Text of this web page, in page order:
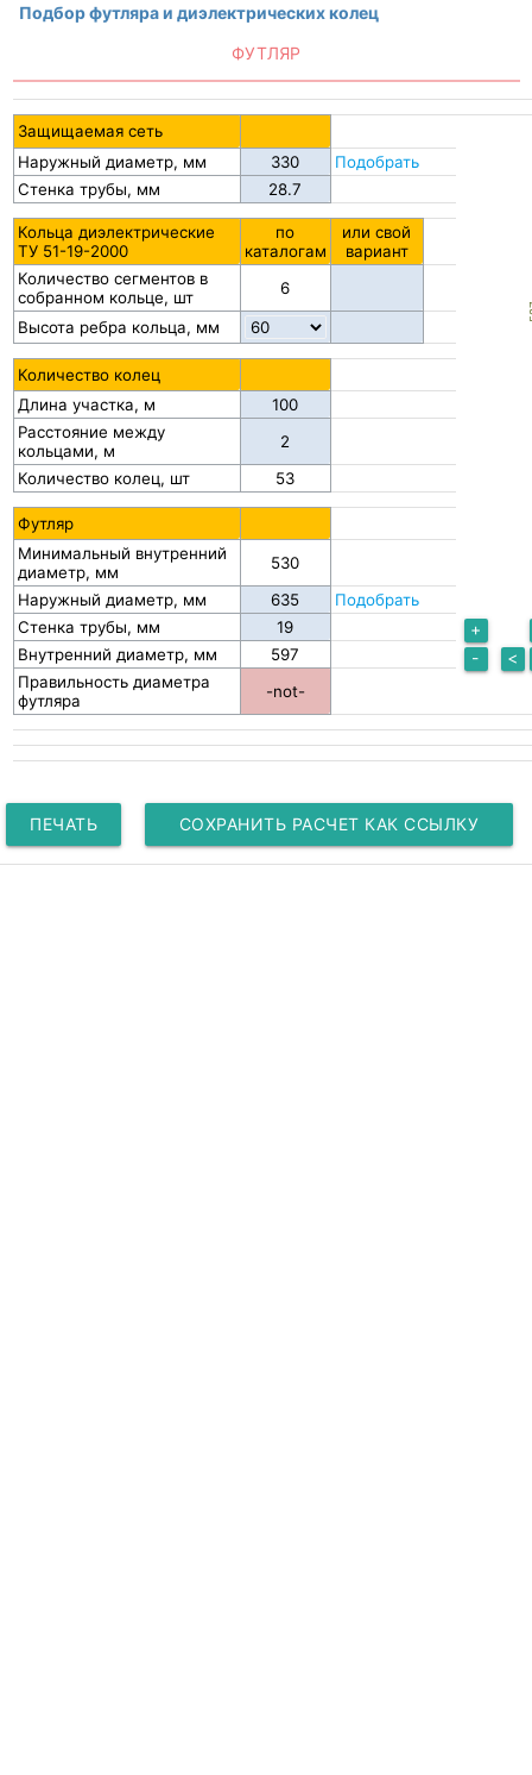
Подбор футляра и диэлектрических колец
ФУТЛЯР
Защищаемая сеть
+
-
<
Наружный диаметр, мм
Подобрать
Стенка трубы, мм
Кольца диэлектрические
ТУ 51-19-2000
по
каталогам
или свой
вариант
Количество сегментов в
собранном кольце, шт
6
Высота ребра кольца, мм
Количество колец
Длина участка, м
Расстояние между
кольцами, м
Количество колец, шт
53
Футляр
Минимальный внутренний
диаметр, мм
530
Наружный диаметр, мм
Подобрать
Стенка трубы, мм
Внутренний диаметр, мм
597
Правильность диаметра
футляра
-not-
ПЕЧАТЬ СОХРАНИТЬ РАСЧЕТ КАК ССЫЛКУ